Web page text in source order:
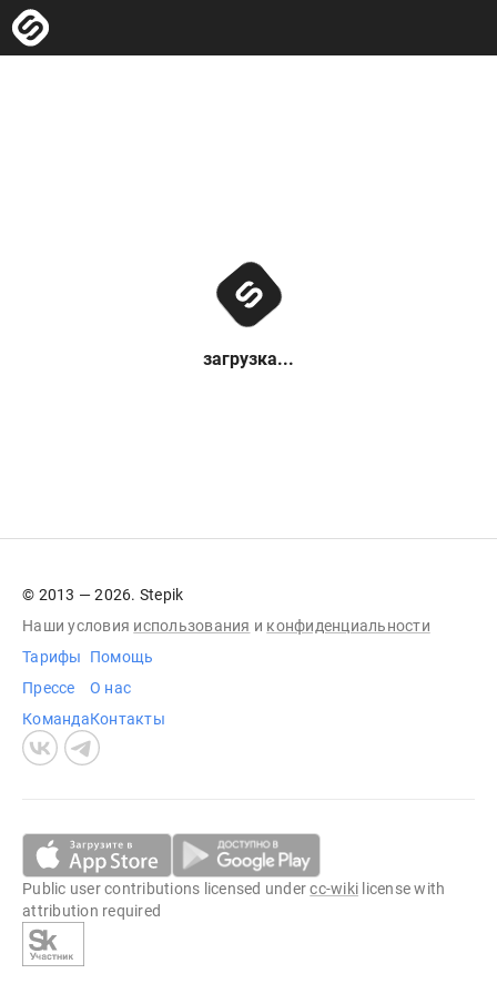
загрузка...
© 2013 — 2026. Stepik
Наши условия использования и конфиденциальности
Тарифы
Прессе
Команда
Помощь
О нас
Контакты
Public user contributions licensed undercc-wiki license with
attribution required